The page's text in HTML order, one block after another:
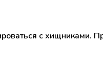
с хищниками.